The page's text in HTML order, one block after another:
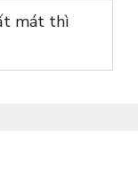
mát thì